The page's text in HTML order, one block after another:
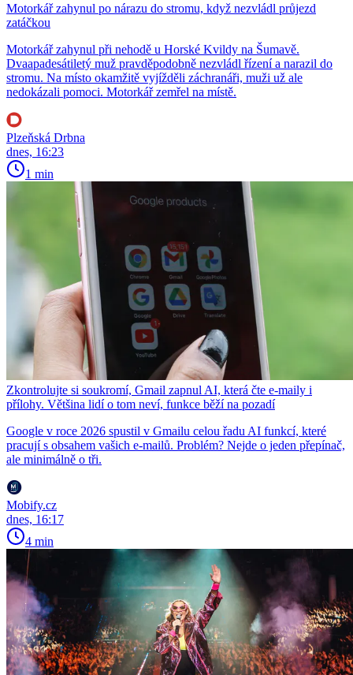
Motorkář zahynul po nárazu do stromu, když nezvládl průjezd
zatáčkou
Motorkář zahynul při nehodě u Horské Kvildy na Šumavě.
Dvaapadesátiletý muž pravděpodobně nezvládl řízení a narazil do
stromu. Na místo okamžitě vyjížděli záchranáři, muži už ale
nedokázali pomoci. Motorkář zemřel na místě.
Plzeňská Drbna
dnes, 16:23
1 min
Zkontrolujte si soukromí, Gmail zapnul AI, která čte e-maily i
přílohy. Většina lidí o tom neví, funkce běží na pozadí
Google v roce 2026 spustil v Gmailu celou řadu AI funkcí, které
pracují s obsahem vašich e-mailů. Problém? Nejde o jeden přepínač,
ale minimálně o tři.
Mobify.cz
dnes, 16:17
4 min